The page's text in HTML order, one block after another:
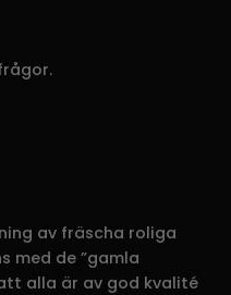
av fräscha roliga
med de ”gamla
alla är av god kvalité